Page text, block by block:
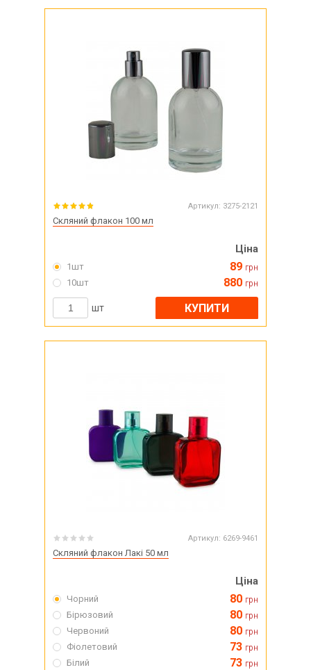
Артикул: 3275-2121
Скляний флакон 100 мл
Ціна
1шт 89 грн
10шт 880 грн
шт КУПИТИ
Артикул: 6269-9461
Скляний флакон Лакі 50 мл
Ціна
Чорний 80 грн
Бірюзовий 80 грн
Червоний 80 грн
Фіолетовий 73 грн
Білий 73 грн